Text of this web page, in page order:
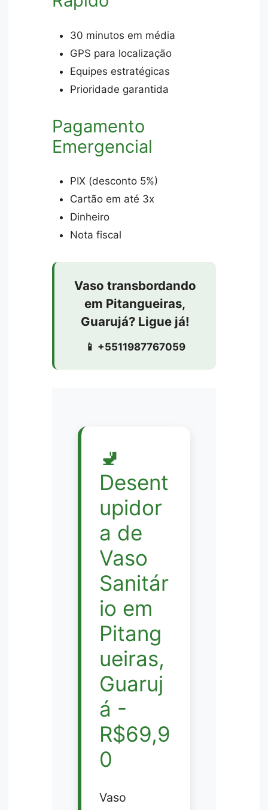
30 minutos em média
GPS para localização
Equipes estratégicas
Prioridade garantida
Pagamento
Emergencial
PIX (desconto 5%)
Cartão em até 3x
Dinheiro
Nota fiscal
Vaso transbordando
em Pitangueiras,
Guarujá? Ligue já!
📱 +5511987767059
🚽
Desent
upidor
a de
Vaso
Sanitár
io em
Pitang
ueiras,
Guaruj
á -
R$69,9
0
Vaso